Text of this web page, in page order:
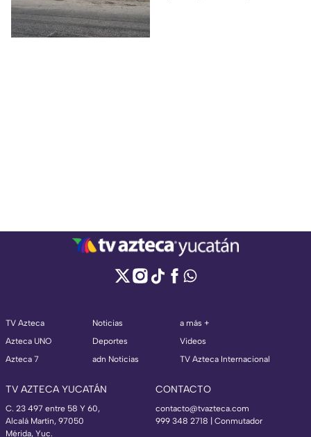
TV Azteca
Azteca UNO
Azteca 7
Noticias
Deportes
adn Noticias
a más +
Videos
TV Azteca Internacional
TV AZTECA YUCATÁN
C. 23 497 entre 58 Y 60,
Alcalá Martín, 97050
Mérida, Yuc.
CONTACTO
contacto@tvazteca.com
999 348 2718 | Conmutador